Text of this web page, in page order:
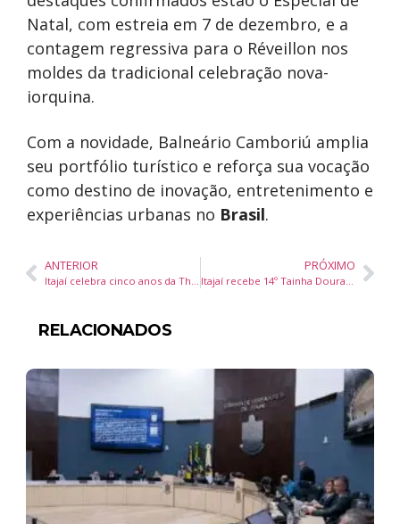
Natal, com estreia em 7 de dezembro, e a
contagem regressiva para o Réveillon nos
moldes da tradicional celebração nova-
iorquina.
Com a novidade, Balneário Camboriú amplia
seu portfólio turístico e reforça sua vocação
como destino de inovação, entretenimento e
experiências urbanas no Brasil.
ANTERIOR
Itajaí celebra cinco anos da The Grand Beach Club com Claudinho Brasil, Naza e seletiva para novos DJs
PRÓXIMO
Itajaí recebe 14º Tainha Dourada com cinema, debates e formações gratuitas até 8 de novembro
RELACIONADOS